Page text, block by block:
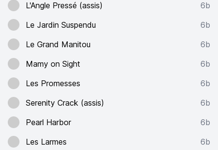
L'Angle Pressé (assis)
6b
Le Jardin Suspendu
6b
Le Grand Manitou
6b
Mamy on Sight
6b
Les Promesses
6b
Serenity Crack (assis)
6b
Pearl Harbor
6b
Les Larmes
6b